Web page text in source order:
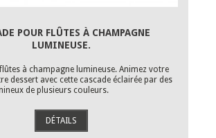
POUR FLÛTES À CHAMPAGNE
LUMINEUSE.
à champagne lumineuse. Animez votre
dessert avec cette cascade éclairée par des
de plusieurs couleurs.
DÉTAILS